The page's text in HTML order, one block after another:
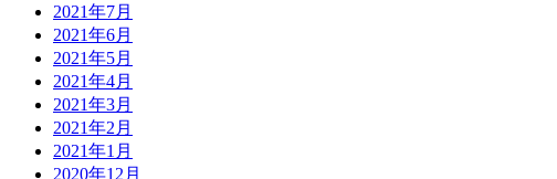
2021年7月
2021年6月
2021年5月
2021年4月
2021年3月
2021年2月
2021年1月
2020年12月